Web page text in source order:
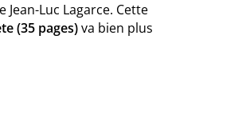
Luc Lagarce. Cette
(35 pages)va bien plus